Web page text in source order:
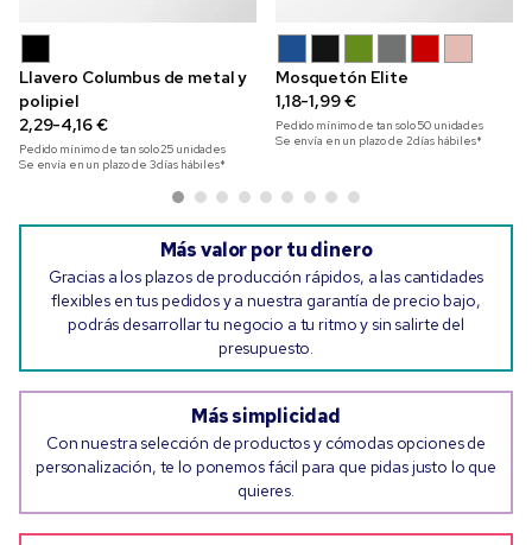
Llavero Columbus de metal y
polipiel
2,29-4,16 €
Pedido mínimo de tan solo25 unidades
Se envía en un plazo de 3 días hábiles*
Mosquetón Elite
1,18-1,99 €
Pedido mínimo de tan solo50 unidades
Se envía en un plazo de 2 días hábiles*
Más valor por tu dinero
Gracias a los plazos de producción rápidos, a las cantidades
flexibles en tus pedidos y a nuestra garantía de precio bajo,
podrás desarrollar tu negocio a tu ritmo y sin salirte del
presupuesto.
Más simplicidad
Con nuestra selección de productos y cómodas opciones de
personalización, te lo ponemos fácil para que pidas justo lo que
quieres.